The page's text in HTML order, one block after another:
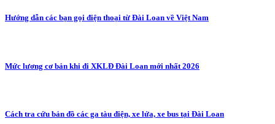
Hướng dẫn các bạn gọi điện thoại từ Đài Loan về Việt Nam
Mức lương cơ bản khi đi XKLĐ Đài Loan mới nhất 2026
Cách tra cứu bản đồ các ga tàu điện, xe lửa, xe bus tại Đài Loan